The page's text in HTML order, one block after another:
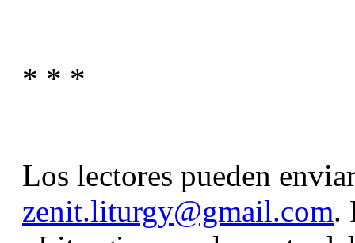
* * *
zenit.liturgy@gmail.com.